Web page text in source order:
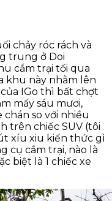
chảy róc rách và
trung ở Doi
cắm trại tối qua
khu này nhằm lên
IGo thì bất chợt
mấy sáu mươi,
so với nhiều
trên chiếc SUV (tôi
xíu xiu kiến thức gì
cụ cắm trại, nào là
biệt là 1 chiếc xe